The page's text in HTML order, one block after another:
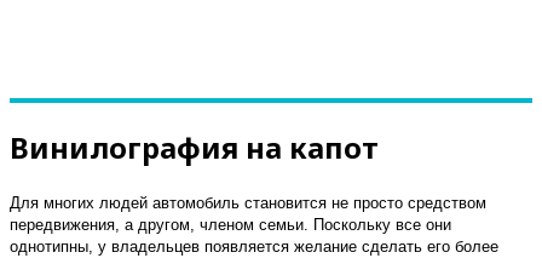
Винилография на капот
Для многих людей автомобиль становится не просто средством
передвижения, а другом, членом семьи. Поскольку все они
однотипны, у владельцев появляется желание сделать его более